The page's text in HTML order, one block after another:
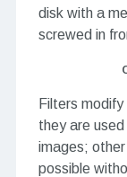
disk with a
screwed in
Filters
they are
images;
possible